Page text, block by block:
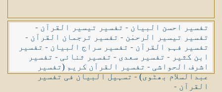
تفسیر احسن البیان - تفسیر تیسیر القرآن -
تفسیر تیسیر الرحمٰن - تفسیر ترجمان القرآن -
تفسیر فہم القرآن - تفسیر سراج البیان - تفسیر
ابن کثیر - تفسیر سعدی - تفسیر ثنائی - تفسیر
اشرف الحواشی - تفسیر القرآن کریم (تفسیر
عبدالسلام بھٹوی)-تسہیل البیان فی تفسیر
القرآن -